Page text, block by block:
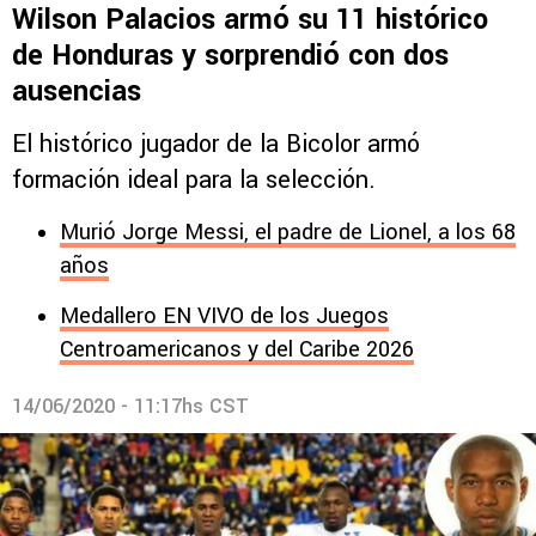
Wilson Palacios armó su 11 histórico
de Honduras y sorprendió con dos
ausencias
El histórico jugador de la Bicolor armó
formación ideal para la selección.
Murió Jorge Messi, el padre de Lionel, a los 68
años
Medallero EN VIVO de los Juegos
Centroamericanos y del Caribe 2026
14/06/2020 - 11:17hs CST